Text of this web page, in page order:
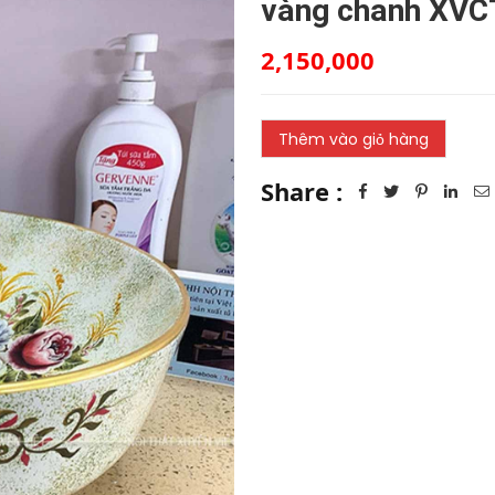
vàng chanh
2,150,000
Share :